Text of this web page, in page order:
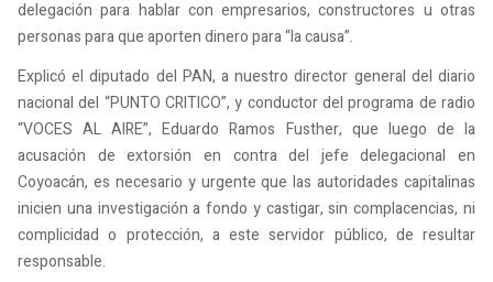
delegación para hablar con empresarios, constructores u otras
personas para que aporten dinero para “la causa”.
Explicó el diputado del PAN, a nuestro director general del diario
nacional del “PUNTO CRITICO”, y conductor del programa de radio
“VOCES AL AIRE”, Eduardo Ramos Fusther, que luego de la
acusación de extorsión en contra del jefe delegacional en
Coyoacán, es necesario y urgente que las autoridades capitalinas
inicien una investigación a fondo y castigar, sin complacencias, ni
complicidad o protección, a este servidor público, de resultar
responsable.